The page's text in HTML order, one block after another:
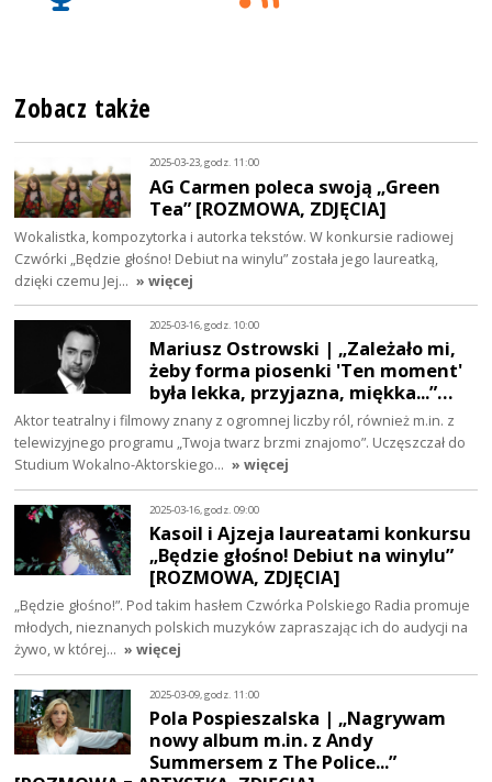
Zobacz także
2025-03-23, godz. 11:00
AG Carmen poleca swoją „Green
Tea” [ROZMOWA, ZDJĘCIA]
Wokalistka, kompozytorka i autorka tekstów. W konkursie radiowej
Czwórki „Będzie głośno! Debiut na winylu” została jego laureatką,
dzięki czemu Jej… » więcej
2025-03-16, godz. 10:00
Mariusz Ostrowski | „Zależało mi,
żeby forma piosenki 'Ten moment'
była lekka, przyjazna, miękka...”…
Aktor teatralny i filmowy znany z ogromnej liczby ról, również m.in. z
telewizyjnego programu „Twoja twarz brzmi znajomo”. Uczęszczał do
Studium Wokalno-Aktorskiego… » więcej
2025-03-16, godz. 09:00
Kasoil i Ajzeja laureatami konkursu
„Będzie głośno! Debiut na winylu”
[ROZMOWA, ZDJĘCIA]
„Będzie głośno!”. Pod takim hasłem Czwórka Polskiego Radia promuje
młodych, nieznanych polskich muzyków zapraszając ich do audycji na
żywo, w której… » więcej
2025-03-09, godz. 11:00
Pola Pospieszalska | „Nagrywam
nowy album m.in. z Andy
Summersem z The Police...”